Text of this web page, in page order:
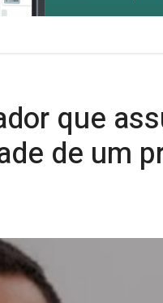
que
de um